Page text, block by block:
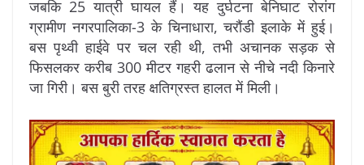
जबकि 25 यात्री घायल हैं। यह दुर्घटना बेनिघाट रोरांग
ग्रामीण नगरपालिका-3 के चिनाधारा, चरौंडी इलाके में हुई।
बस पृथ्वी हाईवे पर चल रही थी, तभी अचानक सड़क से
फिसलकर करीब 300 मीटर गहरी ढलान से नीचे नदी किनारे
जा गिरी। बस बुरी तरह क्षतिग्रस्त हालत में मिली।